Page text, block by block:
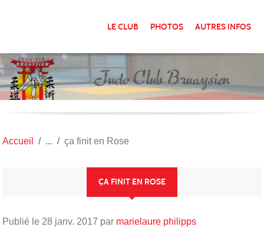
LE CLUB PHOTOS AUTRES INFOS
Accueil ça finit en Rose
ÇA FINIT EN ROSE
Publié le 28 janv. 2017 par marielaure philipps